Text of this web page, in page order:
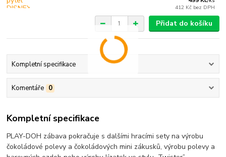
412 Kč bez DPH
Přidat do košíku
Kompletní specifikace
Komentáře 0
Kompletní specifikace
PLAY-DOH zábava pokračuje s dalšími hracími sety na výrobu
čokoládové polevy a čokoládových mini zákusků, výrobu polevy a